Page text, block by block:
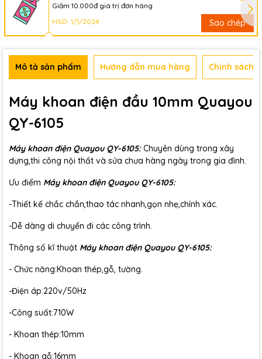
Giảm 10.000đ giá trị đơn hàng
HSD: 1/1/2024
Sao chép
Mô tả sản phẩm Hướng dẫn mua hàng Chính sách
Máy khoan điện đầu 10mm Quayou
QY-6105
Máy khoan điện Quayou QY-6105:Chuyên dùng trong xây
dựng,thi công nội thất và sửa chưa hàng ngày trong gia đình.
Ưu điểm Máy khoan điện Quayou QY-6105:
-Thiết kế chắc chắn,thao tác nhanh,gọn nhẹ,chính xác.
-Dễ dàng di chuyển đi các công trình.
Thông số kĩ thuật Máy khoan điện Quayou QY-6105:
- Chức năng:Khoan thép,gỗ, tường.
-Điện áp:220v/50Hz
-Công suất:710W
- Khoan thép:10mm
- Khoan gỗ:16mm